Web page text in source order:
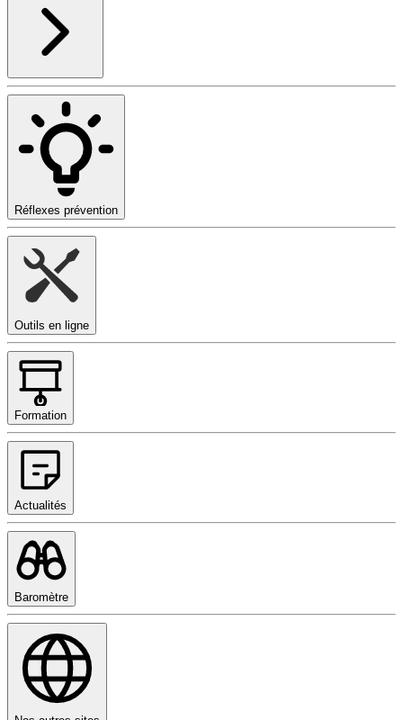
Réflexes prévention
Outils en ligne
Formation
Actualités
Baromètre